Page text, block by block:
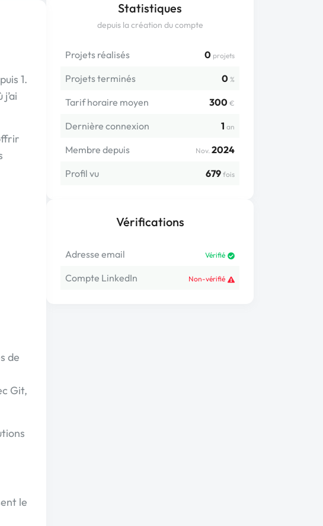
Statistiques
depuis la création du compte
Projets réalisés 0 projets
Projets terminés 0 %
Tarif horaire moyen 300 €
Dernière connexion 1 an
Membre depuis Nov. 2024
Profil vu
679 fois
Vérifications
Adresse email Vérifié
Compte LinkedIn Non-vérifié
1.
de
Git,
le